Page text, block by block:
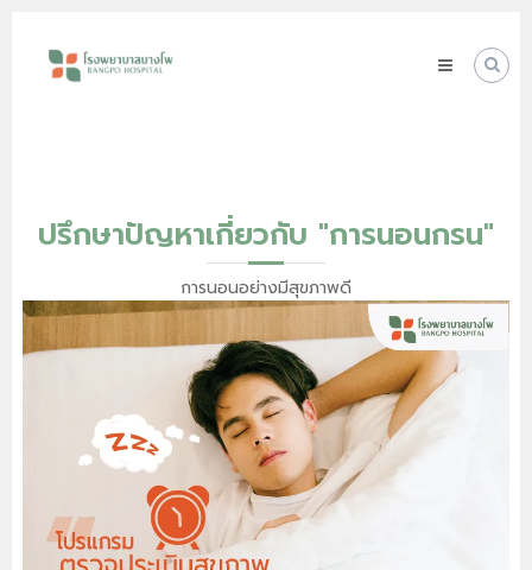
contentพยาบาล
ปรึกษาปัญหาเกี่ยวกับ "การนอนกรน"
การนอนอย่างมีสุขภาพดี